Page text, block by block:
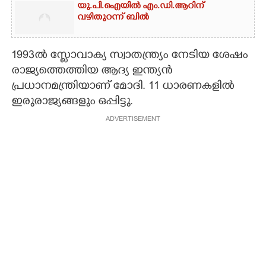
യു.പി.ഐയിൽ എം.ഡി.ആറിന്
വഴിതുറന്ന് ബിൽ
1993ൽ സ്ളോവാക്യ സ്വാതന്ത്ര്യം നേടിയ ശേഷം
രാജ്യത്തെത്തിയ ആദ്യ ഇന്ത്യൻ
പ്രധാനമന്ത്രിയാണ് മോദി. 11 ധാരണകളിൽ
ഇരുരാജ്യങ്ങളും ഒപ്പിട്ടു.
ADVERTISEMENT